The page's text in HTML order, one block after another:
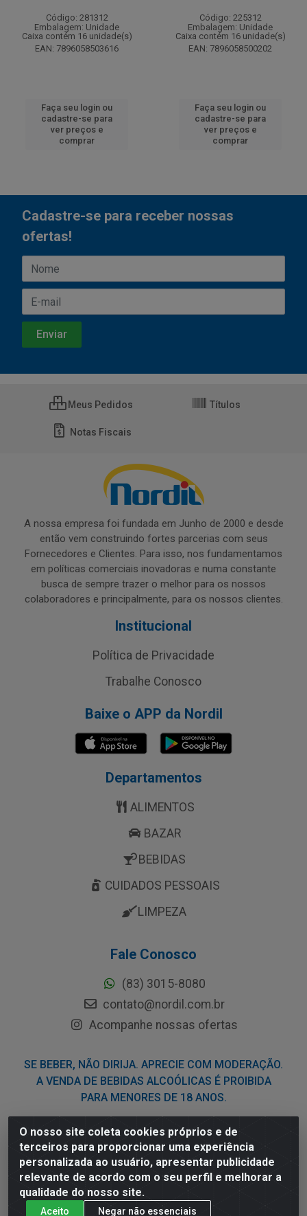
Código: 281312
Embalagem: Unidade
Caixa contém 16 unidade(s)
EAN: 7896058503616
Faça seu login ou
cadastre-se para
ver preços e
comprar
Código: 225312
Embalagem: Unidade
Caixa contém 16 unidade(s)
EAN: 7896058500202
Faça seu login ou
cadastre-se para
ver preços e
comprar
O nosso site coleta cookies próprios e de
terceiros para proporcionar uma experiência
personalizada ao usuário, apresentar publicidade
relevante de acordo com o seu perfil e melhorar a
qualidade do nosso site.
Aceito Negar não essenciais
Cadastre-se para receber nossas
ofertas!
Meus Pedidos Títulos
Notas Fiscais
A nossa empresa foi fundada em Junho de 2000 e desde
então vem construindo fortes parcerias com seus
Fornecedores e Clientes. Para isso, nos fundamentamos
em políticas comerciais inovadoras e numa constante
busca de sempre trazer o melhor para os nossos
colaboradores e principalmente, para os nossos clientes.
Institucional
Política de Privacidade
Trabalhe Conosco
Baixe o APP da Nordil
Departamentos
ALIMENTOS
BAZAR
BEBIDAS
CUIDADOS PESSOAIS
LIMPEZA
Fale Conosco
(83) 3015-8080
contato@nordil.com.br
Acompanhe nossas ofertas
SE BEBER, NÃO DIRIJA. APRECIE COM MODERAÇÃO.
A VENDA DE BEBIDAS ALCOÓLICAS É PROIBIDA
PARA MENORES DE 18 ANOS.
Nordil Distribuidora - Avenida Liberdade, 2738, Bloco F -
Sesi - Bayeux/PB - CEP 58.111-400 - CNPJ
03.775.813/0001-41